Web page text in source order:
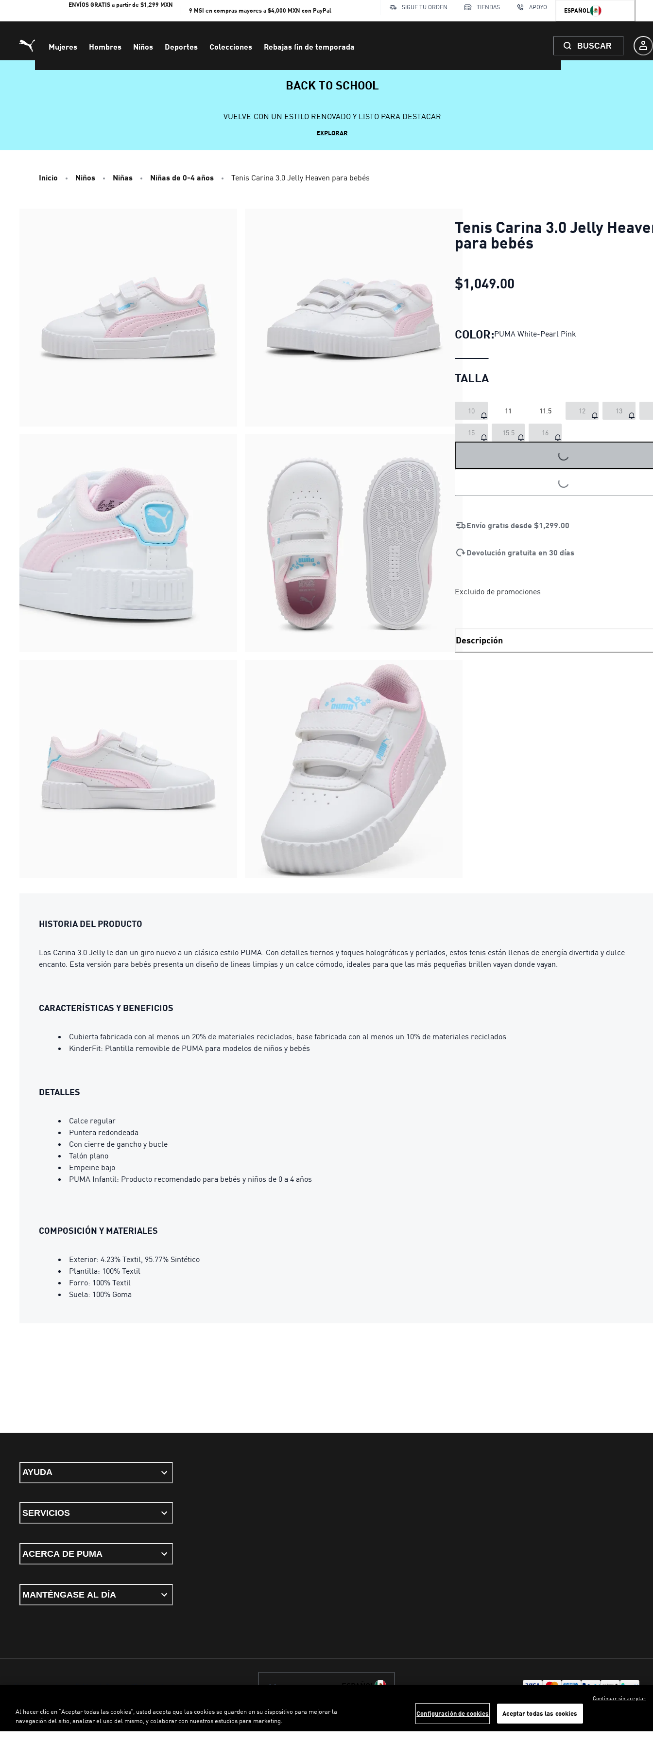
ENVÍOS GRATIS a partir de $1,299 MXN
9 MSI en compras mayores a $4,000 MXN con PayPal
SIGUE TU ORDEN TIENDAS APOYO ESPAÑOL
Mujeres Hombres Niños Deportes Colecciones Rebajas fin de temporada BUSCAR
BACK TO SCHOOL
VUELVE CON UN ESTILO RENOVADO Y LISTO PARA DESTACAR
EXPLORAR
Inicio Niños Niñas Niñas de 0-4 años Tenis Carina 3.0 Jelly Heaven para bebés
Tenis Carina 3.0 Jelly
para bebés
$1,049.00
COLOR:PUMA White-Pearl Pink
TALLA
10 11 11.5 12 13
15 15.5 16
LOADING...
LOADING...
Envío gratis desde $1,299.00
Devolución gratuita en 30 días
Excluido de promociones
Descripción
HISTORIA DEL PRODUCTO
Los Carina 3.0 Jelly le dan un giro nuevo a un clásico estilo PUMA. Con detalles tiernos y toques holográficos y perlados, estos tenis están llenos de energía divertida y dulce
encanto. Esta versión para bebés presenta un diseño de lineas limpias y un calce cómodo, ideales para que las más pequeñas brillen vayan donde vayan.
CARACTERÍSTICAS Y BENEFICIOS
Cubierta fabricada con al menos un 20% de materiales reciclados; base fabricada con al menos un 10% de materiales reciclados
KinderFit: Plantilla removible de PUMA para modelos de niños y bebés
DETALLES
Calce regular
Puntera redondeada
Con cierre de gancho y bucle
Talón plano
Empeine bajo
PUMA Infantil: Producto recomendado para bebés y niños de 0 a 4 años
COMPOSICIÓN Y MATERIALES
Exterior: 4.23% Textil, 95.77% Sintético
Plantilla: 100% Textil
Forro: 100% Textil
Suela: 100% Goma
AYUDA
SERVICIOS
ACERCA DE PUMA
MANTÉNGASE AL DÍA
Términos y condiciones Política de PrivacidadConfigurador de cookies
©PUMA, 2026. Todos los derechos reservados
Al hacer clic en “Aceptar todas las cookies”, usted acepta que las cookies se guarden en su dispositivo para mejorar la
navegación del sitio, analizar el uso del mismo, y colaborar con nuestros estudios para marketing.
Configuración de cookies Aceptar todas las cookies
Continuar sin aceptar